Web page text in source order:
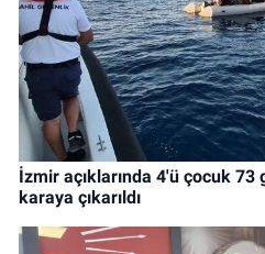
İzmir açıklarında 4'ü çocuk
karaya çıkarıldı